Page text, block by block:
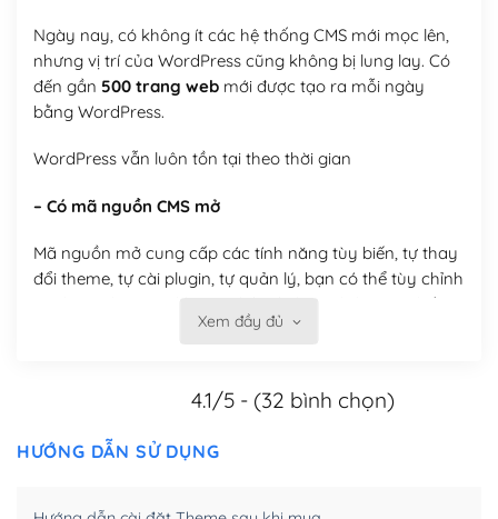
Ngày nay, có không ít các hệ thống CMS mới mọc lên,
nhưng vị trí của WordPress cũng không bị lung lay. Có
đến gần 500 trang webmới được tạo ra mỗi ngày
bằng WordPress.
WordPress vẫn luôn tồn tại theo thời gian
– Có mã nguồn CMS mở
Mã nguồn mở cung cấp các tính năng tùy biến, tự thay
đổi theme, tự cài plugin, tự quản lý, bạn có thể tùy chỉnh
nó theo ý bạn mà không phải sử dụng dịch vụ tại bất
Có thể tùy biến trên website WordPress
Xem đầy đủ
4.1/5 - (32 bình chọn)
HƯỚNG DẪN SỬ DỤNG